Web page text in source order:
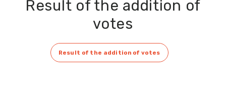
Result of the addition of
votes
Result of the addition of votes